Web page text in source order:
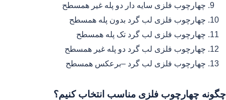
چهارچوب فلزی سایه دار دو پله غیر همسطح
چهارچوب فلزی لب گرد بدون پله همسطح
چهارچوب فلزی لب گرد تک پله همسطح
چهارچوب فلزی لب گرد دو پله غیر همسطح
چهارچوب فلزی لب گرد –برعکس همسطح
چگونه چهارچوب فلزی مناسب انتخاب کنیم؟